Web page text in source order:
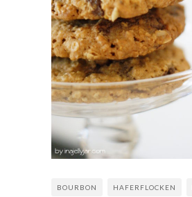
BOURBON HAFERFLOCKEN